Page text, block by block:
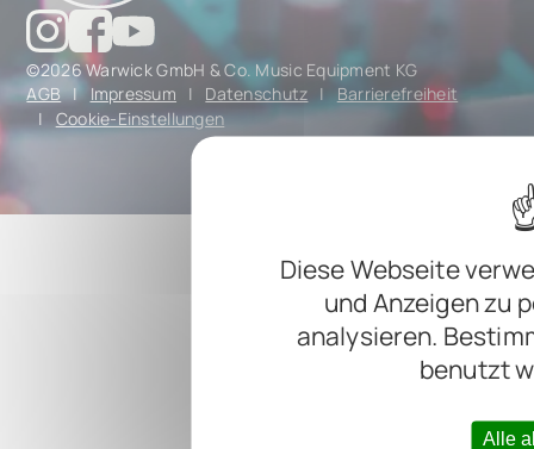
Diese Webseite
und Anzeigen zu
analysieren.
benutzt
Alle
©2026 Warwick GmbH & Co. Music Equipment KG
AGB | Impressum | Datenschutz |
Barrierefreiheit
|
Cookie-Einstellungen